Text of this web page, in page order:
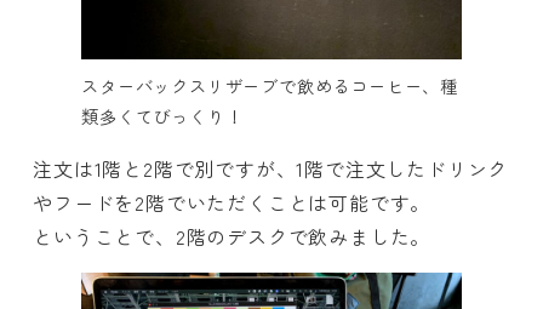
スターバックスリザーブで飲めるコーヒー、種
類多くてびっくり！
注文は1階と2階で別ですが、1階で注文したドリンク
やフードを2階でいただくことは可能です。
ということで、2階のデスクで飲みました。